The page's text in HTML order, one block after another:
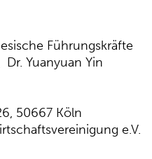
Führungskräfte
Dr. Yuanyuan Yin
50667 Köln
e.V.